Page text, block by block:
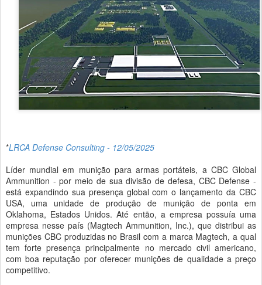
*LRCA Defense Consulting - 12/05/2025
Líder mundial em munição para armas portáteis, a CBC Global
Ammunition - por meio de sua divisão de defesa, CBC Defense -
está expandindo sua presença global com o lançamento da CBC
USA, uma unidade de produção de munição de ponta em
Oklahoma, Estados Unidos. Até então, a empresa possuía uma
empresa nesse país (Magtech Ammunition, Inc.), que distribui as
munições CBC produzidas no Brasil com a marca Magtech, a qual
tem forte presença principalmente no mercado civil americano,
com boa reputação por oferecer munições de qualidade a preço
competitivo.